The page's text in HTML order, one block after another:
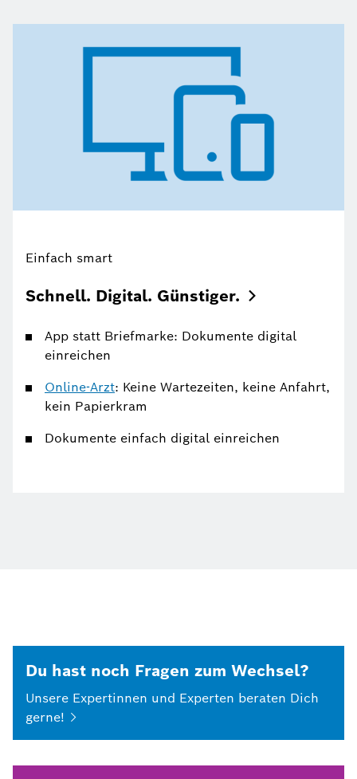
Einfach smart
Schnell. Digital. Günstiger.
App statt Briefmarke: Dokumente digital
einreichen
Online-Arzt: Keine Wartezeiten, keine Anfahrt,
kein Papierkram
Dokumente einfach digital einreichen
Du hast noch Fragen zum Wechsel?
Unsere Expertinnen und Experten beraten Dich
gerne!